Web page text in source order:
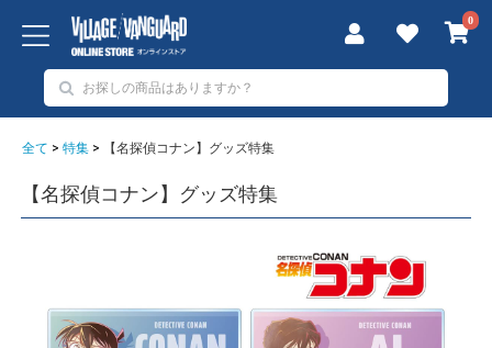
0
全て > 特集 > 【名探偵コナン】グッズ特集
【名探偵コナン】グッズ特集